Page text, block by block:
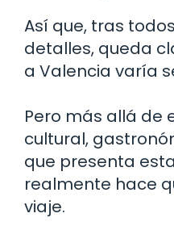
Así que, tras
detalles, queda
a Valencia varía
Pero más allá de
cultural,
que presenta
realmente hace
viaje.